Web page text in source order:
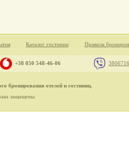
Каталог гостиниц Правила
+38 050 548-46-06
бронирования отелей и гостиниц.
защищены.